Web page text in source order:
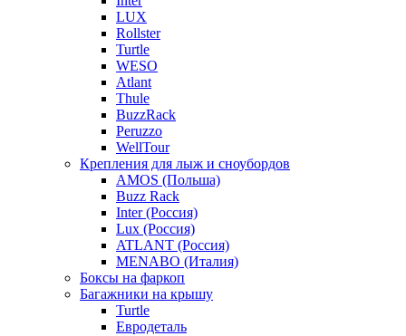
LUX
Rollster
Turtle
WESO
Atlant
Thule
BuzzRack
Peruzzo
WellTour
Крепления для лыж и сноубордов
AMOS (Польша)
Buzz Rack
Inter (Россия)
Lux (Россия)
ATLANT (Россия)
MENABO (Италия)
Боксы на фаркоп
Багажники на крышу
Turtle
Евродеталь